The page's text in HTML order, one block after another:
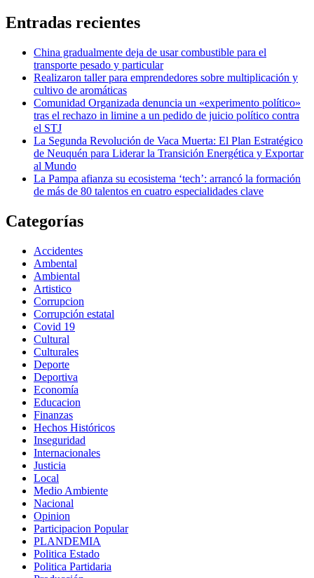
Entradas recientes
China gradualmente deja de usar combustible para el
transporte pesado y particular
Realizaron taller para emprendedores sobre multiplicación y
cultivo de aromáticas
Comunidad Organizada denuncia un «experimento político»
tras el rechazo in limine a un pedido de juicio político contra
el STJ
La Segunda Revolución de Vaca Muerta: El Plan Estratégico
de Neuquén para Liderar la Transición Energética y Exportar
al Mundo
La Pampa afianza su ecosistema ‘tech’: arrancó la formación
de más de 80 talentos en cuatro especialidades clave
Categorías
Accidentes
Ambental
Ambiental
Artistico
Corrupcion
Corrupción estatal
Covid 19
Cultural
Culturales
Deporte
Deportiva
Economía
Educacion
Finanzas
Hechos Históricos
Inseguridad
Internacionales
Justicia
Local
Medio Ambiente
Nacional
Opinion
Participacion Popular
PLANDEMIA
Politica Estado
Politica Partidaria